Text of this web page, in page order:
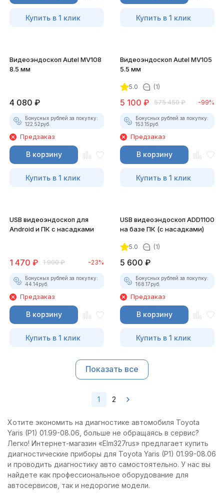
Купить в 1 клик Купить в 1 клик
Видеоэндоскоп Autel MV108
8.5 мм
4 080 ₽
Бонусных рублей за покупку:
122.52руб.
Предзаказ
В корзину
Купить в 1 клик
Видеоэндоскоп Autel MV105
5.5 мм
5.0 (1)
5 100 ₽ 575 450 ₽ -99%
Бонусных рублей за покупку:
153.15руб.
Предзаказ
В корзину
Купить в 1 клик
USB видеоэндоскоп для
Android и ПК с насадками
1 470 ₽ 1 900 ₽ -23%
Бонусных рублей за покупку:
44.14руб.
Предзаказ
В корзину
Купить в 1 клик
USB видеоэндоскоп ADD1100
на базе ПК (с насадками)
5.0 (1)
5 600 ₽
Бонусных рублей за покупку:
168.17руб.
Предзаказ
В корзину
Купить в 1 клик
Показать все
1 2
Хотите экономить на диагностике автомобиля Toyota
Yaris (P1) 01.99-08.06, больше не обращаясь в сервис?
Легко! Интернет-магазин «Elm327rus» предлагает купить
диагностические приборы для Toyota Yaris (P1) 01.99-08.06
и проводить диагностику авто самостоятельно. У нас вы
найдете как профессиональное оборудование для
автосервисов, так и недорогие модели.